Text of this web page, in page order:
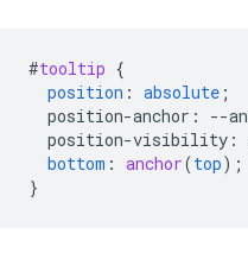
#tooltip {
position : absolute ;
position-anchor : --
position-visibility :
bottom : anchor(top);
}